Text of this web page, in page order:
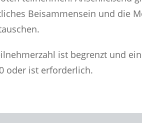
Beisammensein und die
ist begrenzt und
oder ist erforderlich.